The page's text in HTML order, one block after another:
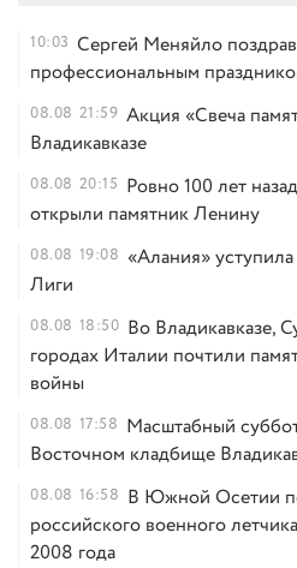
10:03 Сергей Меняйло
профессиональным
08.08 21:59 Акция «Свеча
Владикавказе
08.08 20:15 Ровно 100 лет
открыли памятник Ленину
08.08 19:08 «Алания»
Лиги
08.08 18:50 Во Владикавказе,
городах Италии почтили
войны
08.08 17:58 Масштабный
Восточном кладбище
08.08 16:58 В Южной Осетии
российского военного
2008 года